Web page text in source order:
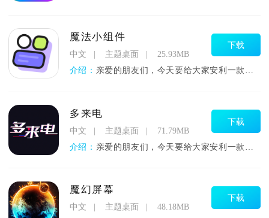
魔法小组件
中文 主题桌面
25.93MB
介绍： 亲爱的朋友们，今天要给大家安利一款超实用的桌面美化神器！它能
下载
多来电
中文 主题桌面
71.79MB
介绍： 亲爱的朋友们，今天要给大家安利一款超有趣的手机小帮手，它能让
下载
魔幻屏幕
中文 主题桌面
48.18MB
下载